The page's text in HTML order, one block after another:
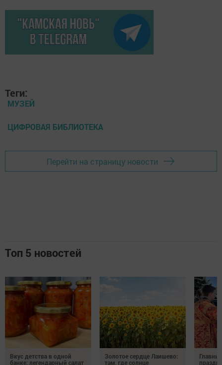
Теги:
МУЗЕЙ
ЦИФРОВАЯ БИБЛИОТЕКА
Перейти на страницу новости
Топ 5 новостей
Вкус детства в одной
банке: легендарный салат
Золотое сердце Лаишево:
там, где солнце